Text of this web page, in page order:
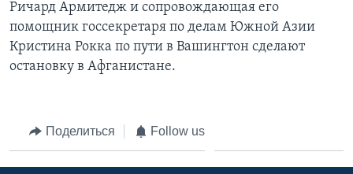
Ричард Армитедж и сопровождающая его
помощник госсекретаря по делам Южной Азии
Кристина Рокка по пути в Вашингтон сделают
остановку в Афганистане.
Поделиться Follow us